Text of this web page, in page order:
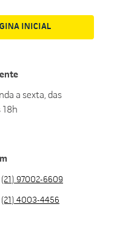
INICIAL
a sexta, das
18h
(21) 97002-6609
(21) 4003-4456